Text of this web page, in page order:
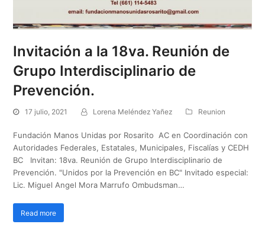
Invitación a la 18va. Reunión de
Grupo Interdisciplinario de
Prevención.
17 julio, 2021 Lorena Meléndez Yañez Reunion
Fundación Manos Unidas por Rosarito AC en Coordinación con
Autoridades Federales, Estatales, Municipales, Fiscalías y CEDH
BC Invitan: 18va. Reunión de Grupo Interdisciplinario de
Prevención. "Unidos por la Prevención en BC" Invitado especial:
Lic. Miguel Angel Mora Marrufo Ombudsman…
Read more